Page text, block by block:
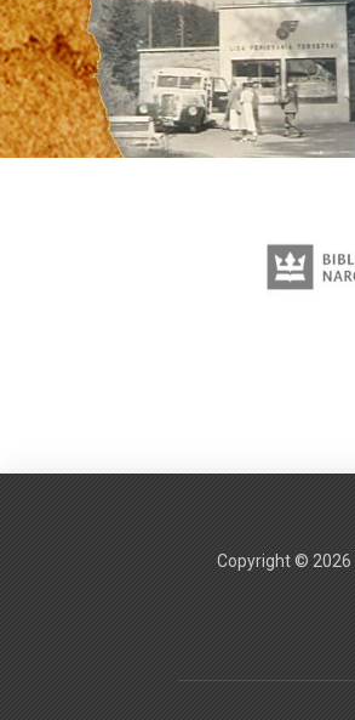
Copyright © 2026